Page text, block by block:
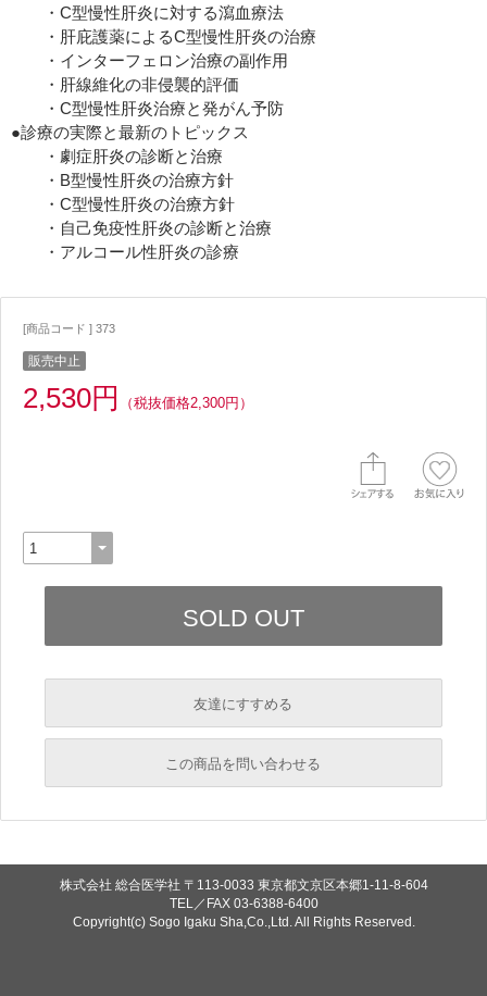
・C型慢性肝炎に対する瀉血療法
・肝庇護薬によるC型慢性肝炎の治療
・インターフェロン治療の副作用
・肝線維化の非侵襲的評価
・C型慢性肝炎治療と発がん予防
●診療の実際と最新のトピックス
・劇症肝炎の診断と治療
・B型慢性肝炎の治療方針
・C型慢性肝炎の治療方針
・自己免疫性肝炎の診断と治療
・アルコール性肝炎の診療
[商品コード ] 373
販売中止
2,530円 （税抜価格2,300円）
友達にすすめる
必須
必須
必須
この商品を問い合わせる
必須
株式会社 総合医学社 〒113-0033 東京都文京区本郷1-11-8-604
TEL／FAX 03-6388-6400
Copyright(c) Sogo Igaku Sha,Co.,Ltd. All Rights Reserved.